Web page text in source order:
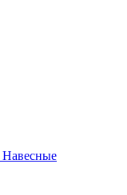
Навесные